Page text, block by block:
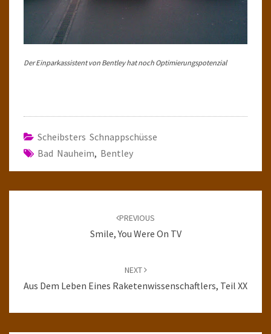
Der Einparkassistent von Bentley hat noch Optimierungspotenzial
Scheibsters Schnappschüsse
Bad Nauheim, Bentley
PREVIOUS
Smile, You Were On TV
NEXT
Aus Dem Leben Eines Raketenwissenschaftlers, Teil XX